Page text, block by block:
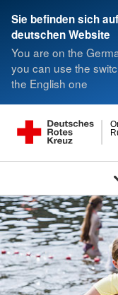
Sie befinden sich
deutschen Website
You are on the
you can use the
the English one